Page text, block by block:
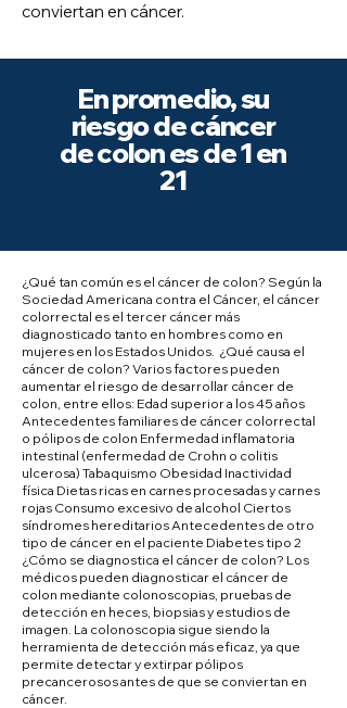
conviertan en cáncer.
En promedio, su
riesgo de cáncer
de colon es de 1 en
21
¿Qué tan común es el cáncer de colon? Según la
Sociedad Americana contra el Cáncer, el cáncer
colorrectal es el tercer cáncer más
diagnosticado tanto en hombres como en
mujeres en los Estados Unidos. ​ ¿Qué causa el
cáncer de colon? Varios factores pueden
aumentar el riesgo de desarrollar cáncer de
colon, entre ellos: Edad superior a los 45 años
Antecedentes familiares de cáncer colorrectal
o pólipos de colon Enfermedad inflamatoria
intestinal (enfermedad de Crohn o colitis
ulcerosa) Tabaquismo Obesidad Inactividad
física Dietas ricas en carnes procesadas y carnes
rojas Consumo excesivo de alcohol Ciertos
síndromes hereditarios Antecedentes de otro
tipo de cáncer en el paciente Diabetes tipo 2 ​​
¿Cómo se diagnostica el cáncer de colon? Los
médicos pueden diagnosticar el cáncer de
colon mediante colonoscopias, pruebas de
detección en heces, biopsias y estudios de
imagen. La colonoscopia sigue siendo la
herramienta de detección más eficaz, ya que
permite detectar y extirpar pólipos
precancerosos antes de que se conviertan en
cáncer.